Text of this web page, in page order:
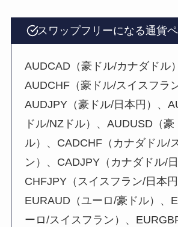
スワップフリーになる通貨ペ
AUDCAD（豪ドル/カナダドル
AUDCHF（豪ドル/スイスフラ
AUDJPY（豪ドル/日本円）、
ドル/NZドル）、AUDUSD（豪
ル）、CADCHF（カナダドル/
ン）、CADJPY（カナダドル/日
CHFJPY（スイスフラン/日本円
EURAUD（ユーロ/豪ドル）、
ーロ/スイスフラン）、